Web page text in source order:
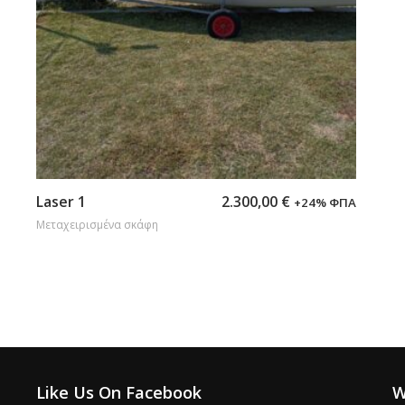
Προσθήκη στο καλάθι
Laser 1
Μεταχειρισμένα σκάφη
2.300,00 € +24% ΦΠΑ
Like Us On Facebook